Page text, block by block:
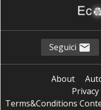
Seguici
About
Terms&Conditions